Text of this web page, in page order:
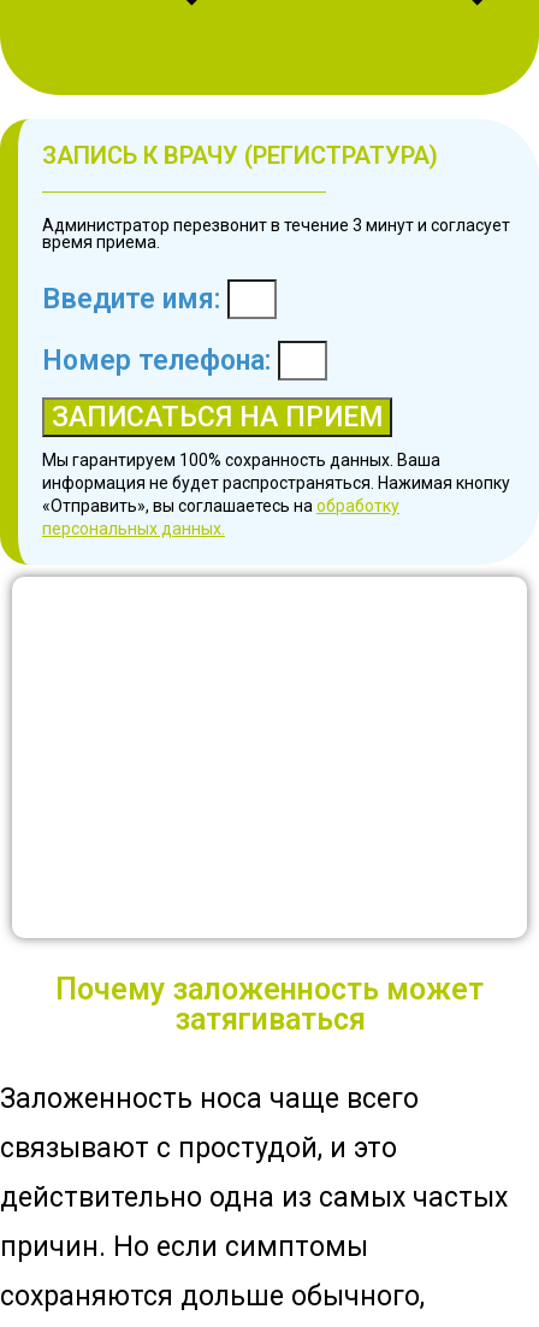
ЗАПИСЬ К ВРАЧУ (РЕГИСТРАТУРА)
Администратор перезвонит в течение 3 минут и согласует
время приема.
Введите имя:
Номер телефона:
ЗАПИСАТЬСЯ НА ПРИЕМ
Мы гарантируем 100% сохранность данных. Ваша
информация не будет распространяться. Нажимая кнопку
«Отправить», вы соглашаетесь на обработку
персональных данных.
Почему заложенность может
затягиваться
Заложенность носа чаще всего
связывают с простудой, и это
действительно одна из самых частых
причин. Но если симптомы
сохраняются дольше обычного,